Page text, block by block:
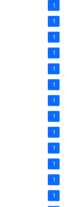
1
1
1
1
1
1
1
1
1
1
1
1
1